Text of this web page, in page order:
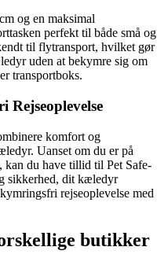
og en maksimal
perfekt til både små og
til flytransport, hvilket gør
uden at bekymre sig om
transportboks.
Rejseoplevelse
komfort og
Uanset om du er på
du have tillid til Pet Safe-
sikkerhed, dit kæledyr
rejseoplevelse med
butikker